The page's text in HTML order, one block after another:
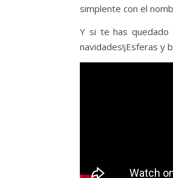
simplente con el
Y si te has quedado
navidades!¡Esferas y